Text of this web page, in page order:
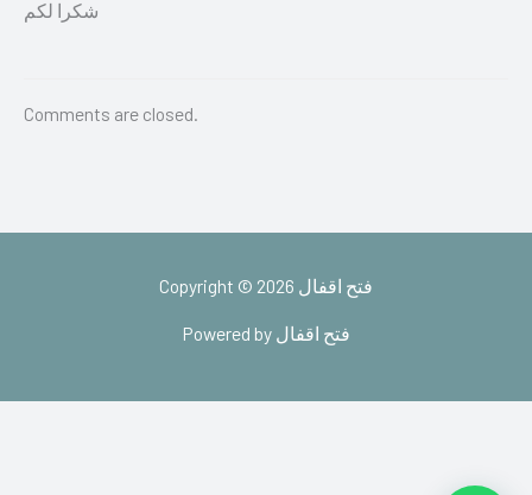
شكرا لكم
Comments are closed.
Copyright © 2026 فتح اقفال
Powered by فتح اقفال